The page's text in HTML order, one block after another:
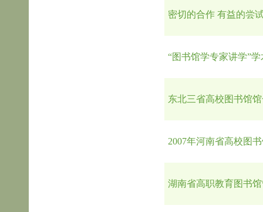
密切的合作 有益的尝
“图书馆学专家讲学”
东北三省高校图书馆
2007年河南省高校图
湖南省高职教育图书